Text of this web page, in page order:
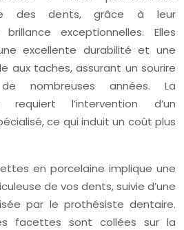
des dents, grâce à leur
exceptionnelles. Elles
excellente durabilité et une
aux taches, assurant un sourire
nombreuses années. La
requiert l’intervention d’un
ce qui induit un coût plus
en porcelaine implique une
de vos dents, suivie d’une
par le prothésiste dentaire.
facettes sont collées sur la